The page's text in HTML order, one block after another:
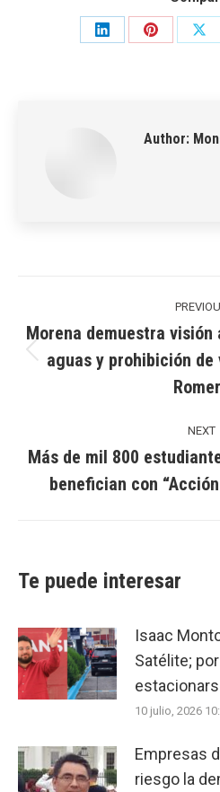
Share
Share
Author:
Morena demuestra
aguas y prohibición
NEXT
Más de mil 800
benefician con
Te puede interesar
Isaac
Satélite;
10 julio, 2026
Empresas
riesgo la